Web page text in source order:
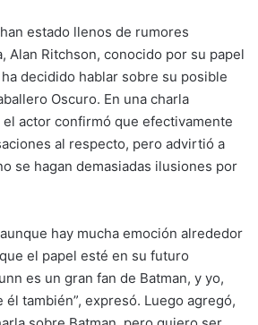
han estado llenos de rumores
Alan Ritchson, conocido por su papel
ha decidido hablar sobre su posible
Oscuro. En una charla
actor confirmó que efectivamente
al respecto, pero advirtió a
se hagan demasiadas ilusiones por
hay mucha emoción alrededor
el papel esté en su futuro
es un gran fan de Batman, y yo,
él también”, expresó. Luego agregó,